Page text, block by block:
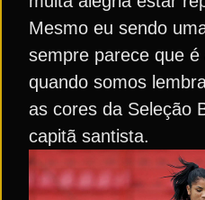
Mesmo eu sendo
sempre parece que
quando somos
as cores da Seleção
capitã santista.